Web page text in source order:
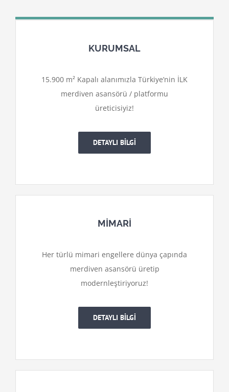
KURUMSAL
15.900 m² Kapalı alanımızla Türkiye’nin İLK
merdiven asansörü / platformu
üreticisiyiz!
DETAYLI BİLGİ
MİMARİ
Her türlü mimari engellere dünya çapında
merdiven asansörü üretip
modernleştiriyoruz!
DETAYLI BİLGİ